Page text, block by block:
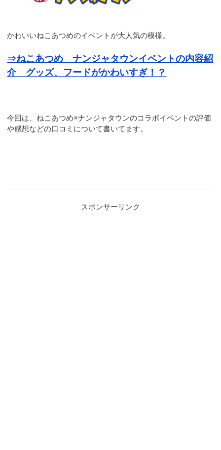
かわいいねこあつめのイベントが大人気の模様。
⇒ねこあつめ ナンジャタウンイベントの内容紹
介 グッズ、フードがかわいすぎ！？
今回は、ねこあつめ×ナンジャタウンのコラボイベントの評価
や感想などの口コミについて書いてます。
スポンサーリンク